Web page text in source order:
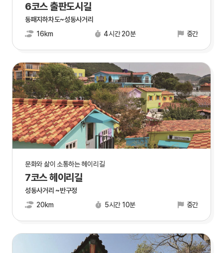
6코스 출판도시길
동패지하차도~성동사거리
16km
4시간 20분 중간
문화와 삶이 소통하는 헤이리길
7코스 헤이리길
성동사거리 ~반구정
20km
5시간 10분 중간